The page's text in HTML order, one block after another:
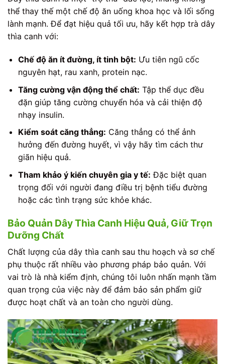
thể thay thế một chế độ ăn uống khoa học và lối sống
lành mạnh. Để đạt hiệu quả tối ưu, hãy kết hợp trà dây
thìa canh với:
Chế độ ăn ít đường, ít tinh bột: Ưu tiên ngũ cốc
nguyên hạt, rau xanh, protein nạc.
Tăng cường vận động thể chất: Tập thể dục đều
đặn giúp tăng cường chuyển hóa và cải thiện độ
nhạy insulin.
Kiểm soát căng thẳng: Căng thẳng có thể ảnh
hưởng đến đường huyết, vì vậy hãy tìm cách thư
giãn hiệu quả.
Tham khảo ý kiến chuyên gia y tế: Đặc biệt quan
trọng đối với người đang điều trị bệnh tiểu đường
hoặc các tình trạng sức khỏe khác.
Bảo Quản Dây Thìa Canh Hiệu Quả, Giữ Trọn
Dưỡng Chất
Chất lượng của dây thìa canh sau thu hoạch và sơ chế
phụ thuộc rất nhiều vào phương pháp bảo quản. Với
vai trò là nhà kiểm định, chúng tôi luôn nhấn mạnh tầm
quan trọng của việc này để đảm bảo sản phẩm giữ
được hoạt chất và an toàn cho người dùng.